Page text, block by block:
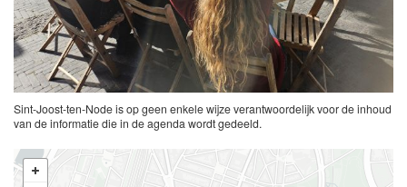
Sint-Joost-ten-Node is op geen enkele wijze verantwoordelijk voor de inhoud
van de informatie die in de agenda wordt gedeeld.